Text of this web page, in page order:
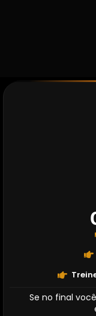
Se no final